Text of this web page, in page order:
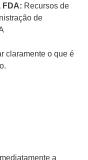
FDA: Recursos de
de
claramente o que é
a